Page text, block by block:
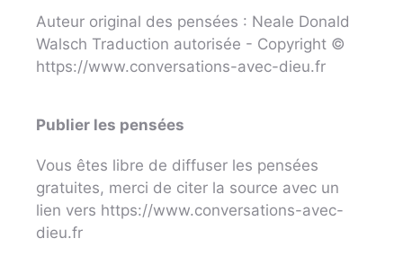
Auteur original des pensées : Neale Donald
Walsch Traduction autorisée - Copyright ©
https://www.conversations-avec-dieu.fr
Publier les pensées
Vous êtes libre de diffuser les pensées
gratuites, merci de citer la source avec un
lien vers https://www.conversations-avec-
dieu.fr